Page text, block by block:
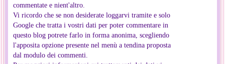
commentate e nient'altro.
Vi ricordo che se non desiderate loggarvi tramite e solo
Google che tratta i vostri dati per poter commentare in
questo blog potrete farlo in forma anonima, scegliendo
l'apposita opzione presente nel menù a tendina proposta
dal modulo dei commenti.